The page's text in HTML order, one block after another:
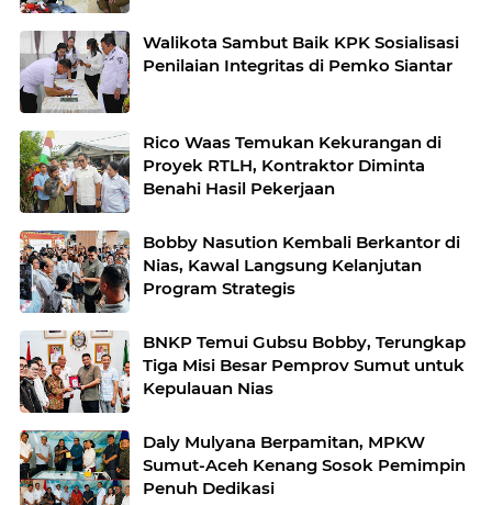
Walikota Sambut Baik KPK Sosialisasi
Penilaian Integritas di Pemko Siantar
Rico Waas Temukan Kekurangan di
Proyek RTLH, Kontraktor Diminta
Benahi Hasil Pekerjaan
Bobby Nasution Kembali Berkantor di
Nias, Kawal Langsung Kelanjutan
Program Strategis
BNKP Temui Gubsu Bobby, Terungkap
Tiga Misi Besar Pemprov Sumut untuk
Kepulauan Nias
Daly Mulyana Berpamitan, MPKW
Sumut-Aceh Kenang Sosok Pemimpin
Penuh Dedikasi